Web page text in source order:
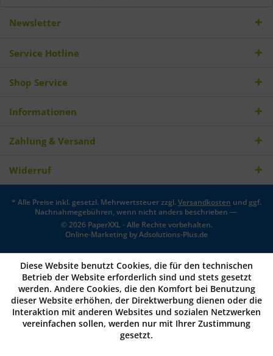
Newsletter
Service Hotline
Shop Service
Informationen
Zahlung & Versand
Widerruf
* Alle Preise inkl. gesetzl. Mehrwertsteuer zzgl.Versandkosten und ggf.
Nachnahmegebühren, wenn nicht anders beschrieben —
© 2026 PaperXXL - Alle Rechte vorbehalten.
Online-Marketing byAdsolutions-Plus.de
Diese Website benutzt Cookies, die für den technischen
Betrieb der Website erforderlich sind und stets gesetzt
werden. Andere Cookies, die den Komfort bei Benutzung
dieser Website erhöhen, der Direktwerbung dienen oder die
Interaktion mit anderen Websites und sozialen Netzwerken
vereinfachen sollen, werden nur mit Ihrer Zustimmung
gesetzt.